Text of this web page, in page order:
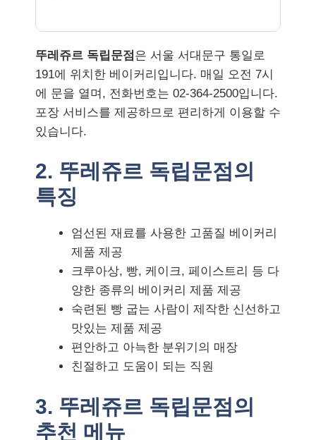
뚜레쥬르 독립문점 은 서울 서대문구 통일로
191에 위치한 베이커리입니다. 매일 오전 7시
에 문을 열며, 전화번호는 02-364-2500입니다.
포장 서비스를 제공하므로 편리하게 이용할 수
있습니다.
2. 뚜레쥬르 독립문점의
특징
엄선된 재료를 사용한 고품질 베이커리
제품 제공
크루아상, 빵, 케이크, 페이스트리 등 다
양한 종류의 베이커리 제품 제공
숙련된 빵 굽는 사람이 제작한 신선하고
맛있는 제품 제공
편안하고 아늑한 분위기의 매장
친절하고 도움이 되는 직원
3. 뚜레쥬르 독립문점의
추천 메뉴